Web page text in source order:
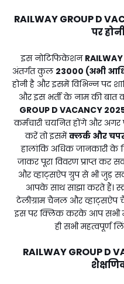
RAILWAY GROUP D
पर
इस नोटिफिकेशन
अंतर्गत कुल 23000 (अभी
होनी है और इसमें विभिन्न पद
और इस भर्ती के नाम की बात
GROUP D VACANCY
कर्मचारी चयनित होंगे और
करें तो इसमेंक्लर्क और
हालांकि अधिक जानकारी
जाकर पूरा विवरण प्राप्त
और व्हाट्सऐप ग्रुप से भी जुड़
आपके साथ साझा करते हैं।
टेलीग्राम चैनल और
इस पर क्लिक करके आप सभी
ही सभी महत्वपूर्ण
RAILWAY GROUP D